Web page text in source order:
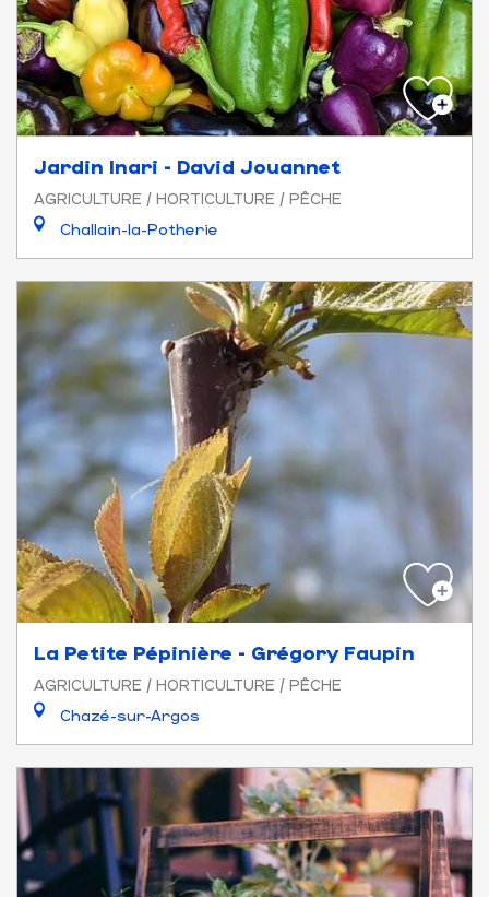
Jardin Inari - David Jouannet
AGRICULTURE / HORTICULTURE / PÊCHE
Challain-la-Potherie
La Petite Pépinière - Grégory Faupin
AGRICULTURE / HORTICULTURE / PÊCHE
Chazé-sur-Argos